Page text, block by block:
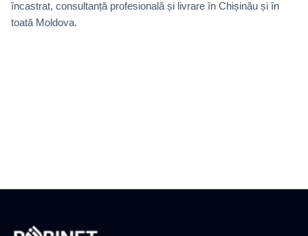
încastrat, consultanță profesională și livrare în Chișinău și în
toată Moldova.